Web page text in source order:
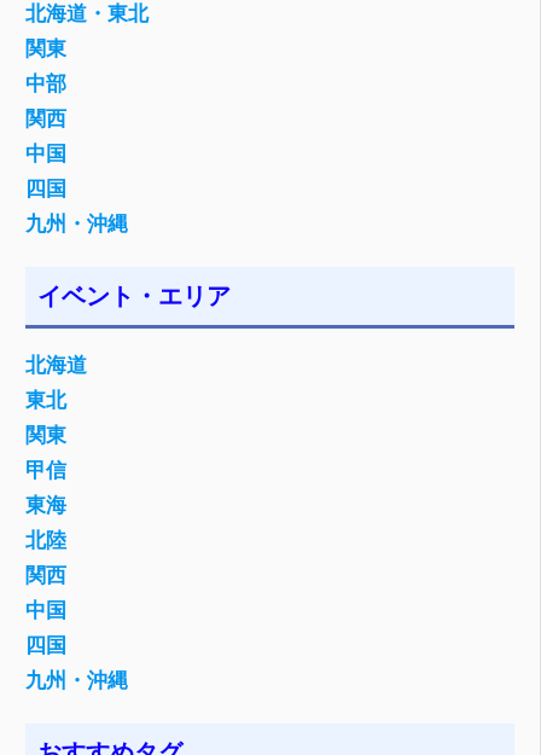
北海道・東北
関東
中部
関西
中国
四国
九州・沖縄
イベント・エリア
北海道
東北
関東
甲信
東海
北陸
関西
中国
四国
九州・沖縄